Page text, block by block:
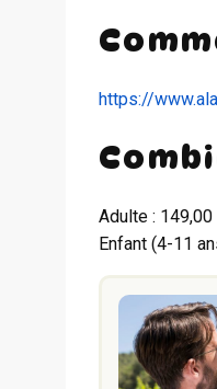
https://
Adulte : 149,00
Enfant (4-11